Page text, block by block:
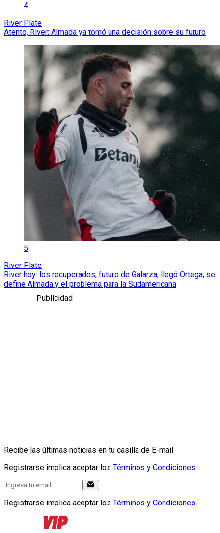
4
River Plate
Atento, River: Almada ya tomó una decisión sobre su futuro
5
River Plate
River hoy: los recuperados, futuro de Galarza, llegó Ortega, se
define Almada y el problema para la Sudamericana
Publicidad
Recibe las últimas noticias en tu casilla de E-mail
Registrarse implica aceptar los Términos y Condiciones
Registrarse implica aceptar los Términos y Condiciones